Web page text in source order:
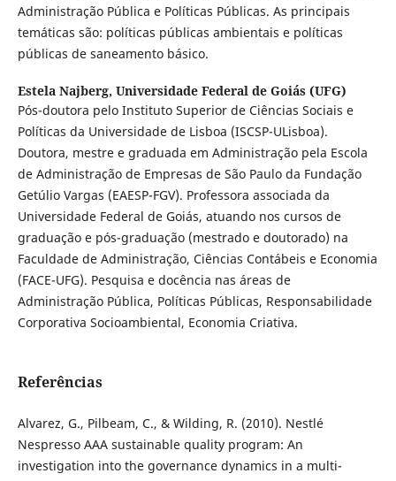
Administração Pública e Políticas Públicas. As principais
temáticas são: políticas públicas ambientais e políticas
públicas de saneamento básico.
Estela Najberg, Universidade Federal de Goiás (UFG)
Pós-doutora pelo Instituto Superior de Ciências Sociais e
Políticas da Universidade de Lisboa (ISCSP-ULisboa).
Doutora, mestre e graduada em Administração pela Escola
de Administração de Empresas de São Paulo da Fundação
Getúlio Vargas (EAESP-FGV). Professora associada da
Universidade Federal de Goiás, atuando nos cursos de
graduação e pós-graduação (mestrado e doutorado) na
Faculdade de Administração, Ciências Contábeis e Economia
(FACE-UFG). Pesquisa e docência nas áreas de
Administração Pública, Políticas Públicas, Responsabilidade
Corporativa Socioambiental, Economia Criativa.
Referências
Alvarez, G., Pilbeam, C., & Wilding, R. (2010). Nestlé
Nespresso AAA sustainable quality program: An
investigation into the governance dynamics in a multi-